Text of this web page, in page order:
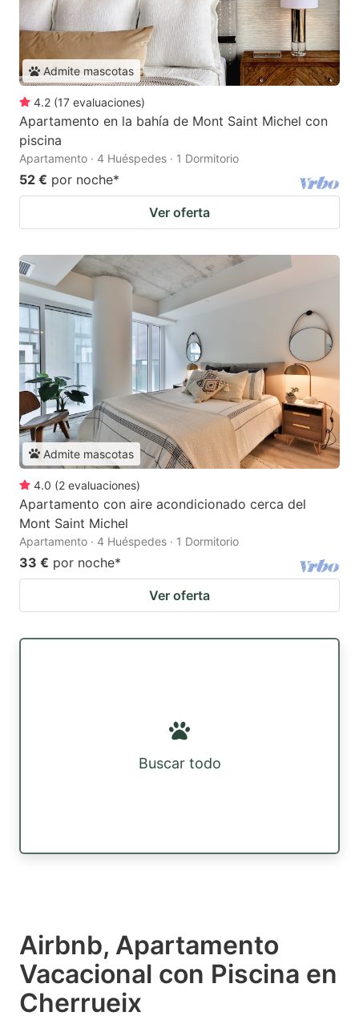
Admite mascotas
4.2 (17 evaluaciones)
Apartamento en la bahía de Mont Saint Michel con
piscina
Apartamento · 4 Huéspedes · 1 Dormitorio
52 € por noche*
Ver oferta
Admite mascotas
4.0 (2 evaluaciones)
Apartamento con aire acondicionado cerca del
Mont Saint Michel
Apartamento · 4 Huéspedes · 1 Dormitorio
33 € por noche*
Ver oferta
Buscar todo
Airbnb, Apartamento
Vacacional con Piscina en
Cherrueix